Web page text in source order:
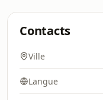
Contacts
Ville
Langue